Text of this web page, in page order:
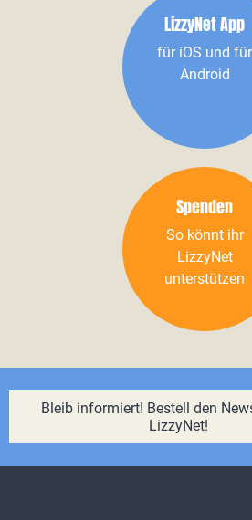
LizzyNet App
für iOS und für
Android
Spenden
So könnt ihr
LizzyNet
unterstützen
Bleib informiert! Bestell den
LizzyNet!